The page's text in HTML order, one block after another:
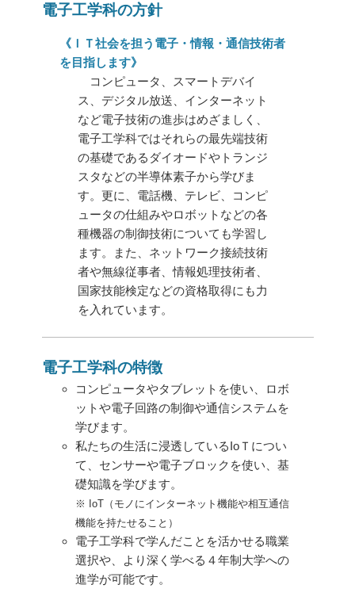
電子工学科の方針
《ＩＴ社会を担う電子・情報・通信技術者
を目指します》
コンピュータ、スマートデバイ
ス、デジタル放送、インターネット
など電子技術の進歩はめざましく、
電子工学科ではそれらの最先端技術
の基礎であるダイオードやトランジ
スタなどの半導体素子から学びま
す。更に、電話機、テレビ、コンピ
ュータの仕組みやロボットなどの各
種機器の制御技術についても学習し
ます。また、ネットワーク接続技術
者や無線従事者、情報処理技術者、
国家技能検定などの資格取得にも力
を入れています。
電子工学科の特徴
コンピュータやタブレットを使い、ロボ
ットや電子回路の制御や通信システムを
学びます。
私たちの生活に浸透しているIoＴについ
て、センサーや電子ブロックを使い、基
礎知識を学びます。
※ IoT（モノにインターネット機能や相互通信
機能を持たせること）
電子工学科で学んだことを活かせる職業
選択や、より深く学べる４年制大学への
進学が可能です。